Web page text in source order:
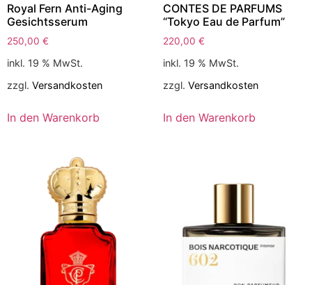
Royal Fern Anti-Aging
Gesichtsserum
250,00 €
inkl. 19 % MwSt.
zzgl. Versandkosten
In den Warenkorb
CONTES DE PARFUMS
“Tokyo Eau de Parfum”
220,00 €
inkl. 19 % MwSt.
zzgl. Versandkosten
In den Warenkorb